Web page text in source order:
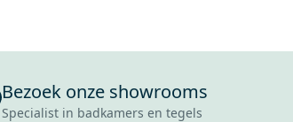
Bezoek onze showrooms
Specialist in badkamers en tegels